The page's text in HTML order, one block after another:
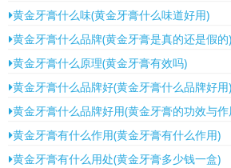
黄金牙膏什么味(黄金牙膏什么味道好用)
黄金牙膏什么品牌(黄金牙膏是真的还是假的)
黄金牙膏什么原理(黄金牙膏有效吗)
黄金牙膏什么品牌好(黄金牙膏什么品牌好用)
黄金牙膏什么品牌好用(黄金牙膏的功效与作
黄金牙膏有什么作用(黄金牙膏有什么作用)
黄金牙膏有什么用处(黄金牙膏多少钱一盒)